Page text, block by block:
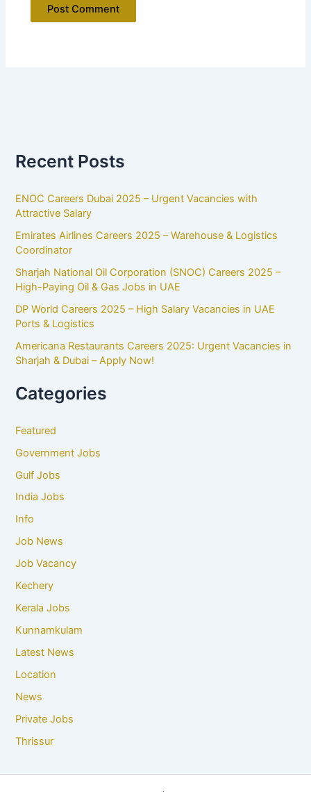
Recent Posts
ENOC Careers Dubai 2025 – Urgent Vacancies with
Attractive Salary
Emirates Airlines Careers 2025 – Warehouse & Logistics
Coordinator
Sharjah National Oil Corporation (SNOC) Careers 2025 –
High-Paying Oil & Gas Jobs in UAE
DP World Careers 2025 – High Salary Vacancies in UAE
Ports & Logistics
Americana Restaurants Careers 2025: Urgent Vacancies in
Sharjah & Dubai – Apply Now!
Categories
Featured
Government Jobs
Gulf Jobs
India Jobs
Info
Job News
Job Vacancy
Kechery
Kerala Jobs
Kunnamkulam
Latest News
Location
News
Private Jobs
Thrissur